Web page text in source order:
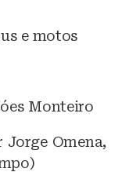
e motos
Monteiro
Jorge Omena,